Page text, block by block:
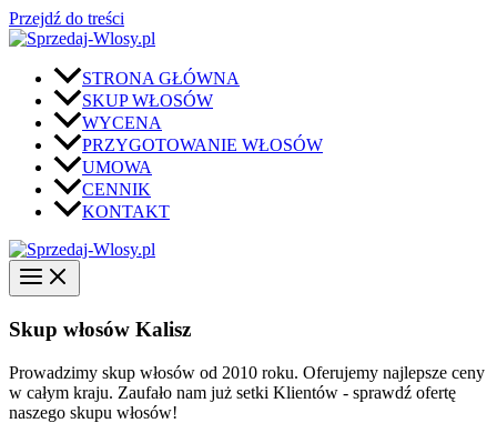
Przejdź do treści
STRONA GŁÓWNA
SKUP WŁOSÓW
WYCENA
PRZYGOTOWANIE WŁOSÓW
UMOWA
CENNIK
KONTAKT
Skup włosów Kalisz
Prowadzimy skup włosów od 2010 roku. Oferujemy najlepsze ceny
w całym kraju. Zaufało nam już setki Klientów - sprawdź ofertę
naszego skupu włosów!